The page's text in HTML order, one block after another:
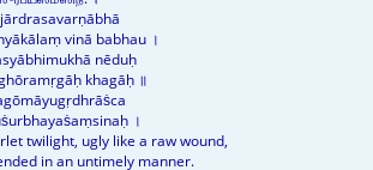
vinā babhau ।
nēduḥ
khagāḥ ॥
।
twilight, ugly like a raw wound,
in an untimely manner.